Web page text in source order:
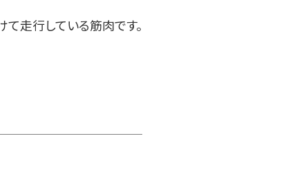
走行している筋肉です。